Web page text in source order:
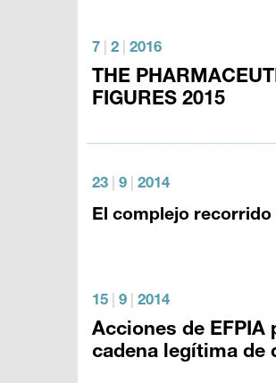
7 2 2016
THE
FIGURES 2015
23 9 2014
El complejo recorrido
15 9 2014
Acciones de
cadena legítima de